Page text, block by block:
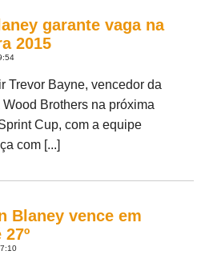
garante vaga na
2015
Trevor Bayne, vencedor da
Brothers na próxima
Cup, com a equipe
com [...]
Blaney vence em